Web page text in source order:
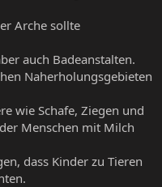
Arche sollte
auch Badeanstalten.
Naherholungsgebieten
wie Schafe, Ziegen und
Menschen mit Milch
dass Kinder zu Tieren